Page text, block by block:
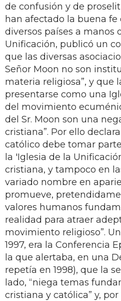
de confusión y de
han afectado la buena fe
diversos países a manos
Unificación, publicó un
que las diversas
Señor Moon no son
materia religiosa”, y que
presentarse como una
del movimiento
del Sr. Moon son una
cristiana”. Por ello
católico debe tomar
la 'Iglesia de la
cristiana, y tampoco en
variado nombre en
promueve,
valores humanos
realidad para atraer
movimiento religioso”.
1997, era la Conferencia
la que alertaba, en una
repetía en 1998), que la
lado, “niega temas
cristiana y católica” y,